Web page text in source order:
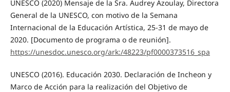
UNESCO (2020) Mensaje de la Sra. Audrey Azoulay, Directora
General de la UNESCO, con motivo de la Semana
Internacional de la Educación Artística, 25-31 de mayo de
2020. [Documento de programa o de reunión].
https://unesdoc.unesco.org/ark:/48223/pf0000373516_spa
UNESCO (2016). Educación 2030. Declaración de Incheon y
Marco de Acción para la realización del Objetivo de